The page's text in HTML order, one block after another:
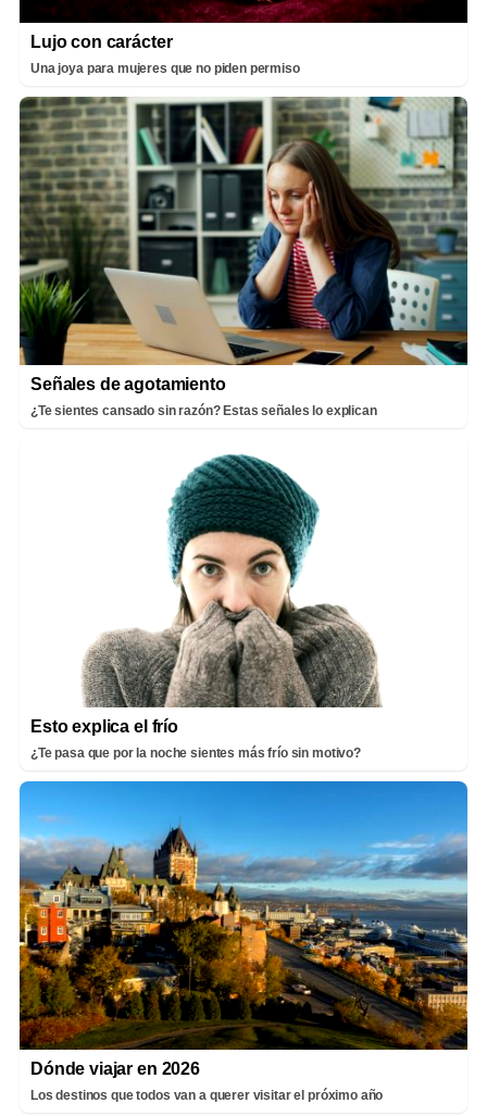
Lujo con carácter
Una joya para mujeres que no piden permiso
Señales de agotamiento
¿Te sientes cansado sin razón? Estas señales lo explican
Esto explica el frío
¿Te pasa que por la noche sientes más frío sin motivo?
Dónde viajar en 2026
Los destinos que todos van a querer visitar el próximo año